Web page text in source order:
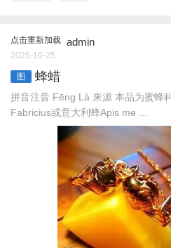
点击重新加载 admin
2025-10-25
图 蜂蜡
拼音注音 Fēnɡ Là 来源 本品为蜜蜂
Fabricius或意大利蜂Apis me ...